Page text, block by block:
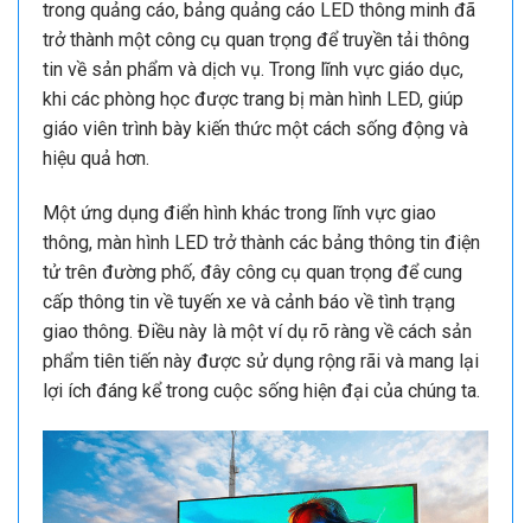
trong quảng cáo, bảng quảng cáo LED thông minh đã
trở thành một công cụ quan trọng để truyền tải thông
tin về sản phẩm và dịch vụ. Trong lĩnh vực giáo dục,
khi các phòng học được trang bị màn hình LED, giúp
giáo viên trình bày kiến thức một cách sống động và
hiệu quả hơn.
Một ứng dụng điển hình khác trong lĩnh vực giao
thông, màn hình LED trở thành các bảng thông tin điện
tử trên đường phố, đây công cụ quan trọng để cung
cấp thông tin về tuyến xe và cảnh báo về tình trạng
giao thông. Điều này là một ví dụ rõ ràng về cách sản
phẩm tiên tiến này được sử dụng rộng rãi và mang lại
lợi ích đáng kể trong cuộc sống hiện đại của chúng ta.